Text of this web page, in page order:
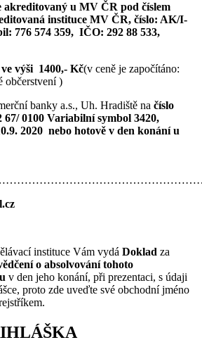
akreditovaný u MV ČR pod číslem
instituce MV ČR, číslo: AK/I-
776 574 359, IČO: 292 88 533,
výši 1400,- Kč(v ceně je započítáno:
občerstvení )
banky a.s., Uh. Hradiště na číslo
0100 Variabilní symbol 3420,
2020 nebo hotově v den konání u
instituce Vám vydá Doklad za
o absolvování tohoto
v den jeho konání, při prezentaci, s údaji
proto zde uveďte své obchodní jméno